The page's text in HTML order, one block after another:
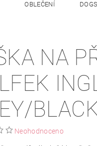
OBLEČENÍ
NAPIŠTE NÁMNA
Neohodnoceno